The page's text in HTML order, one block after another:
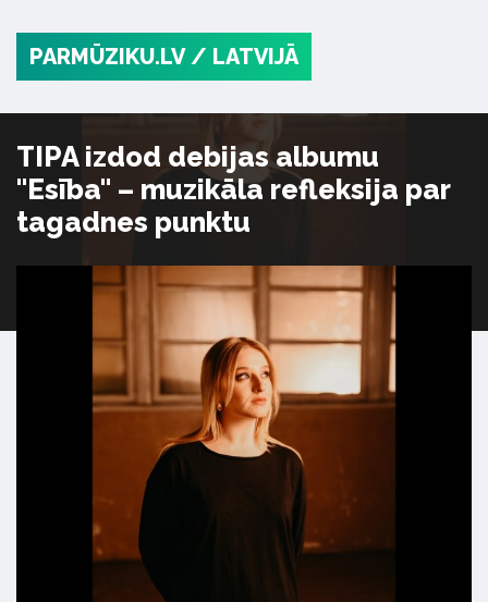
PARMŪZIKU.LV / LATVIJĀ
TIPA izdod debijas albumu
"Esība" – muzikāla refleksija par
tagadnes punktu